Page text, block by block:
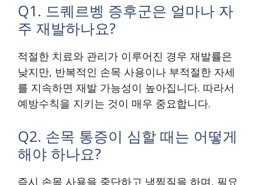
Q1. 드퀘르벵 증후군은 얼마나 자
주 재발하나요?
적절한 치료와 관리가 이루어진 경우 재발률은
낮지만, 반복적인 손목 사용이나 부적절한 자세
를 지속하면 재발 가능성이 높아집니다. 따라서
예방수칙을 지키는 것이 매우 중요합니다.
Q2. 손목 통증이 심할 때는 어떻게
해야 하나요?
즉시 손목 사용을 중단하고 냉찜질을 하며, 필요